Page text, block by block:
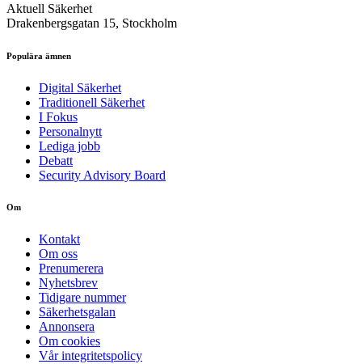
Aktuell Säkerhet
Drakenbergsgatan 15, Stockholm
Populära ämnen
Digital Säkerhet
Traditionell Säkerhet
I Fokus
Personalnytt
Lediga jobb
Debatt
Security Advisory Board
Om
Kontakt
Om oss
Prenumerera
Nyhetsbrev
Tidigare nummer
Säkerhetsgalan
Annonsera
Om cookies
Vår integritetspolicy